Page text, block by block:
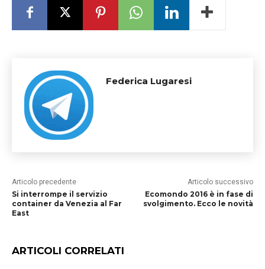
Federica Lugaresi
Articolo precedente
Si interrompe il servizio
container da Venezia al Far
East
Articolo successivo
Ecomondo 2016 è in fase di
svolgimento. Ecco le novità
ARTICOLI CORRELATI